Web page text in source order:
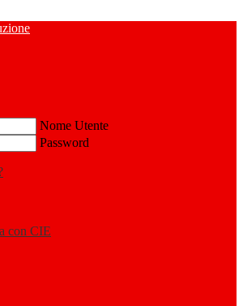
Nome Utente
Password
con CIE